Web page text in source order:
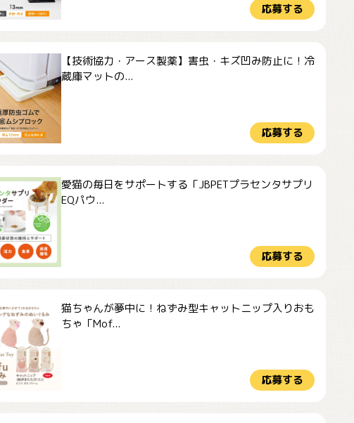
応募する
【技術協力・アース製薬】害虫・キズ凹み防止に！冷
蔵庫マットの...
応募する
愛猫の毎日をサポートする「JBPETプラセンタサプリ
EQパウ...
応募する
猫ちゃんが夢中に！ねずみ型キャットニップ入りおも
ちゃ「Mof...
応募する